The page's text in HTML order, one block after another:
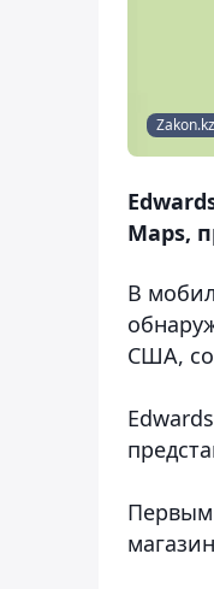
Zakon.kz
Maps,
В
США,
Первым